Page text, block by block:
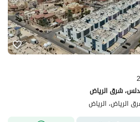
شرق الرياض
الرياض، الرياض